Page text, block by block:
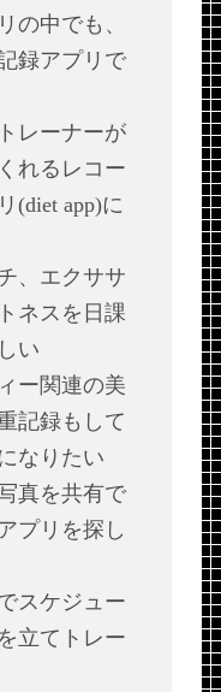
の中でも、
録アプリで
レーナーが
れるレコー
(diet app)に
、エクササ
ネスを日課
い
ー関連の美
記録もして
なりたい
真を共有で
プリを探し
スケジュー
立てトレー